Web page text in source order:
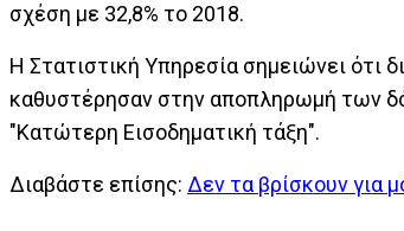
σχέση με 32,8% το 2018.
Η Στατιστική Υπηρεσία σημειώνει ότι
καθυστέρησαν στην αποπληρωμή των
"Κατώτερη Εισοδηματική τάξη".
Διαβάστε επίσης: Δεν τα βρίσκουν για